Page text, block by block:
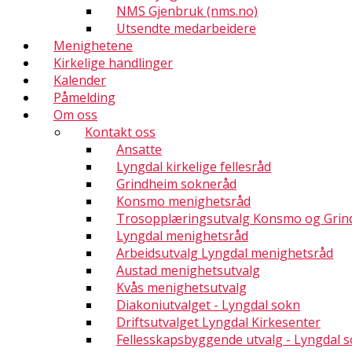
NMS Gjenbruk (nms.no)
Utsendte medarbeidere
Menighetene
Kirkelige handlinger
Kalender
Påmelding
Om oss
Kontakt oss
Ansatte
Lyngdal kirkelige fellesråd
Grindheim sokneråd
Konsmo menighetsråd
Trosopplæringsutvalg Konsmo og
Lyngdal menighetsråd
Arbeidsutvalg Lyngdal menighetsråd
Austad menighetsutvalg
Kvås menighetsutvalg
Diakoniutvalget - Lyngdal sokn
Driftsutvalget Lyngdal Kirkesenter
Fellesskapsbyggende utvalg - Lyngdal